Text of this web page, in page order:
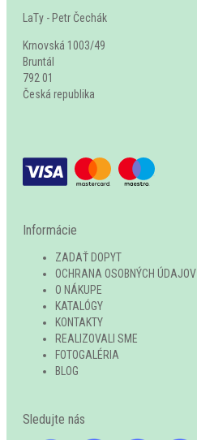
LaTy - Petr Čechák
Krnovská 1003/49
Bruntál
792 01
Česká republika
Informácie
ZADAŤ DOPYT
OCHRANA OSOBNÝCH ÚDAJOV
O NÁKUPE
KATALÓGY
KONTAKTY
REALIZOVALI SME
FOTOGALÉRIA
BLOG
Sledujte nás